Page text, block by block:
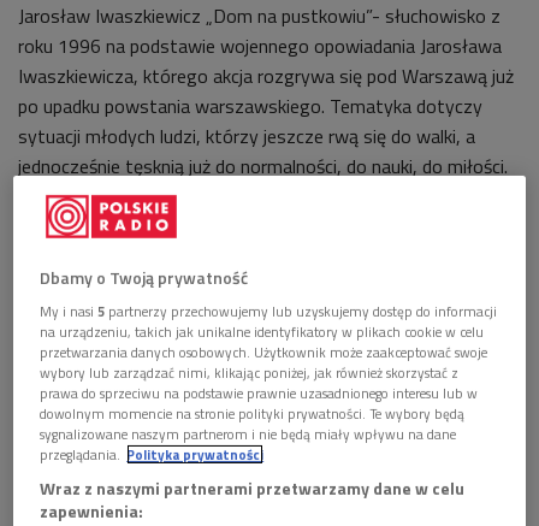
Jarosław Iwaszkiewicz „Dom na pustkowiu”- słuchowisko z
roku 1996 na podstawie wojennego opowiadania Jarosława
Iwaszkiewicza, którego akcja rozgrywa się pod Warszawą już
po upadku powstania warszawskiego. Tematyka dotyczy
sytuacji młodych ludzi, którzy jeszcze rwą się do walki, a
jednocześnie tęsknią już do normalności, do nauki, do miłości.
Adaptacja Witolda Malesy. Reżyseria Andrzeja Zakrzewskiego.
Oprawa muzyczna Małgorzaty Małaszko. W obsadzie m.in.
Mirosława Dubrawska.
Zobacz więcej na temat: andrzej zakrzewski jarosław iwaszkiewicz
piotr adamczyk słuchowisko teresa lipowska warszawa
KULTURA W POLSKIM RADIU:
Dbamy o Twoją prywatność
My i nasi5 partnerzy przechowujemy lub uzyskujemy dostęp do informacji
na urządzeniu, takich jak unikalne identyfikatory w plikach cookie w celu
przetwarzania danych osobowych. Użytkownik może zaakceptować swoje
wybory lub zarządzać nimi, klikając poniżej, jak również skorzystać z
prawa do sprzeciwu na podstawie prawnie uzasadnionego interesu lub w
dowolnym momencie na stronie polityki prywatności. Te wybory będą
sygnalizowane naszym partnerom i nie będą miały wpływu na dane
przeglądania. Polityka prywatności
Wraz z naszymi partnerami przetwarzamy dane w celu
zapewnienia: